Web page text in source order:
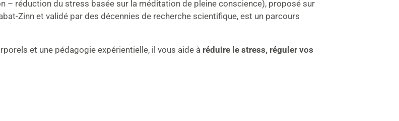
– réduction du stress basée sur la méditation de pleine conscience), proposé sur
Zinn et validé par des décennies de recherche scientifique, est un parcours
et une pédagogie expérientielle, il vous aide à réduire le stress, réguler vos